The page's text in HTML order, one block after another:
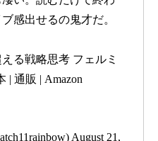
感出せるの鬼才だ。
る戦略思考 フェルミ
| 通販 | Amazon
August 21,